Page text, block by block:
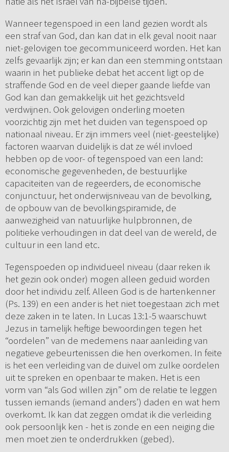
Wanneer tegenspoed in een land gezien wordt als
een straf van God, dan kan dat in elk geval nooit naar
niet-gelovigen toe gecommuniceerd worden. Het kan
zelfs gevaarlijk zijn; er kan dan een stemming ontstaan
waarin in het publieke debat het accent ligt op de
straffende God en de veel dieper gaande liefde van
God kan dan gemakkelijk uit het gezichtsveld
verdwijnen. Ook gelovigen onderling moeten
voorzichtig zijn met het duiden van tegenspoed op
nationaal niveau. Er zijn immers veel (niet-geestelijke)
factoren waarvan duidelijk is dat ze wél invloed
hebben op de voor- of tegenspoed van een land:
economische gegevenheden, de bestuurlijke
capaciteiten van de regeerders, de economische
conjunctuur, het onderwijsniveau van de bevolking,
de opbouw van de bevolkingspiramide, de
aanwezigheid van natuurlijke hulpbronnen, de
politieke verhoudingen in dat deel van de wereld, de
cultuur in een land etc.
Tegenspoeden op individueel niveau (daar reken ik
het gezin ook onder) mogen alleen geduid worden
door het individu zelf. Alleen God is de hartenkenner
(Ps. 139) en een ander is het niet toegestaan zich met
deze zaken in te laten. In Lucas 13:1-5 waarschuwt
Jezus in tamelijk heftige bewoordingen tegen het
“oordelen” van de medemens naar aanleiding van
negatieve gebeurtenissen die hen overkomen. In feite
is het een verleiding van de duivel om zulke oordelen
uit te spreken en openbaar te maken. Het is een
vorm van “als God willen zijn” om de relatie te leggen
tussen iemands (iemand anders’) daden en wat hem
overkomt. Ik kan dat zeggen omdat ik die verleiding
ook persoonlijk ken - het is zonde en een neiging die
men moet zien te onderdrukken (gebed).